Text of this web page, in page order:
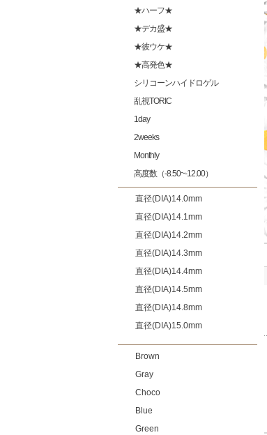
★ハーフ★
★デカ盛★
★彼ウケ★
★高発色★
シリコーンハイドロゲル
乱視TORIC
1day
2weeks
Monthly
高度数（-8.50~-12.00）
直径(DIA)14.0mm
直径(DIA)14.1mm
直径(DIA)14.2mm
直径(DIA)14.3mm
直径(DIA)14.4mm
直径(DIA)14.5mm
直径(DIA)14.8mm
直径(DIA)15.0mm
Brown
Gray
Choco
Blue
Green